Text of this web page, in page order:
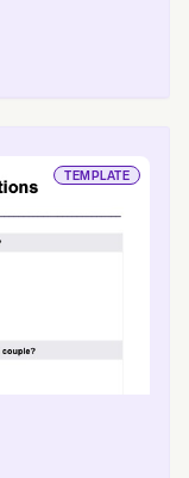
TEMPLATE